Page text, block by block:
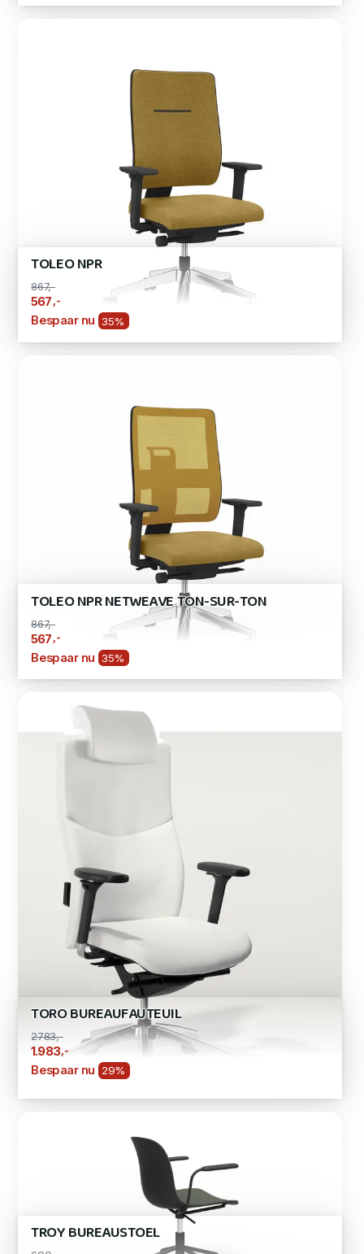
TOLEO NPR
867,-
567 ,-
Bespaar nu 35%
TOLEO NPR NETWEAVE TON-SUR-TON
867,-
567 ,-
Bespaar nu 35%
TORO BUREAUFAUTEUIL
2783,-
1.983 ,-
Bespaar nu 29%
TROY BUREAUSTOEL